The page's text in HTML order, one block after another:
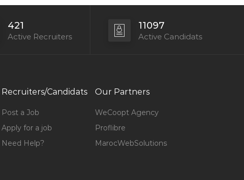
421
Active Recruiters
11097
Active Candidats
Recruiters/Candidats
Post a Job
Apply for a job
Need Help?
Our Partners
WeCoopt Agency
Proflibre
MarocWebSolutions